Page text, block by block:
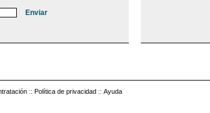
:: Política de privacidad :: Ayuda